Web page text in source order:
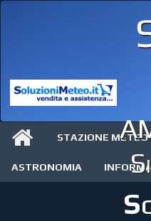
STAZIONE METEO
ASTRONOMIA